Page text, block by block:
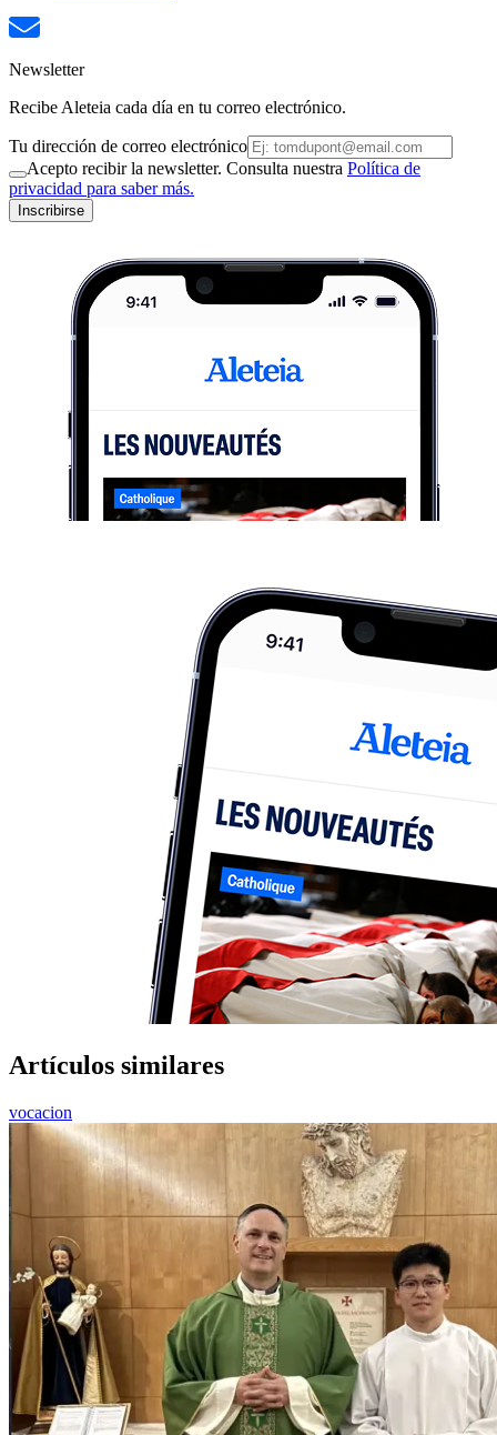
Newsletter
Recibe Aleteia cada día en tu correo electrónico.
Tu dirección de correo electrónico
Acepto recibir la newsletter. Consulta nuestra Política de
privacidad para saber más.
Inscribirse
Artículos similares
vocacion